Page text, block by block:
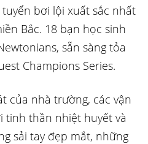
bơi lội xuất sắc nhất
Bắc. 18 bạn học sinh
sẵn sàng tỏa
Champions Series.
của nhà trường, các vận
tinh thần nhiệt huyết và
sải tay đẹp mắt, những